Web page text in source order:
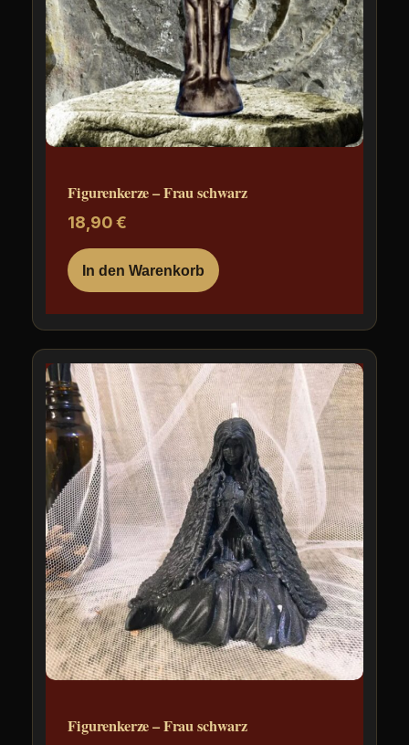
Figurenkerze – Frau schwarz
18,90€
In den Warenkorb
Figurenkerze – Frau schwarz